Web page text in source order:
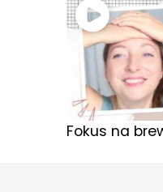
Fokus na